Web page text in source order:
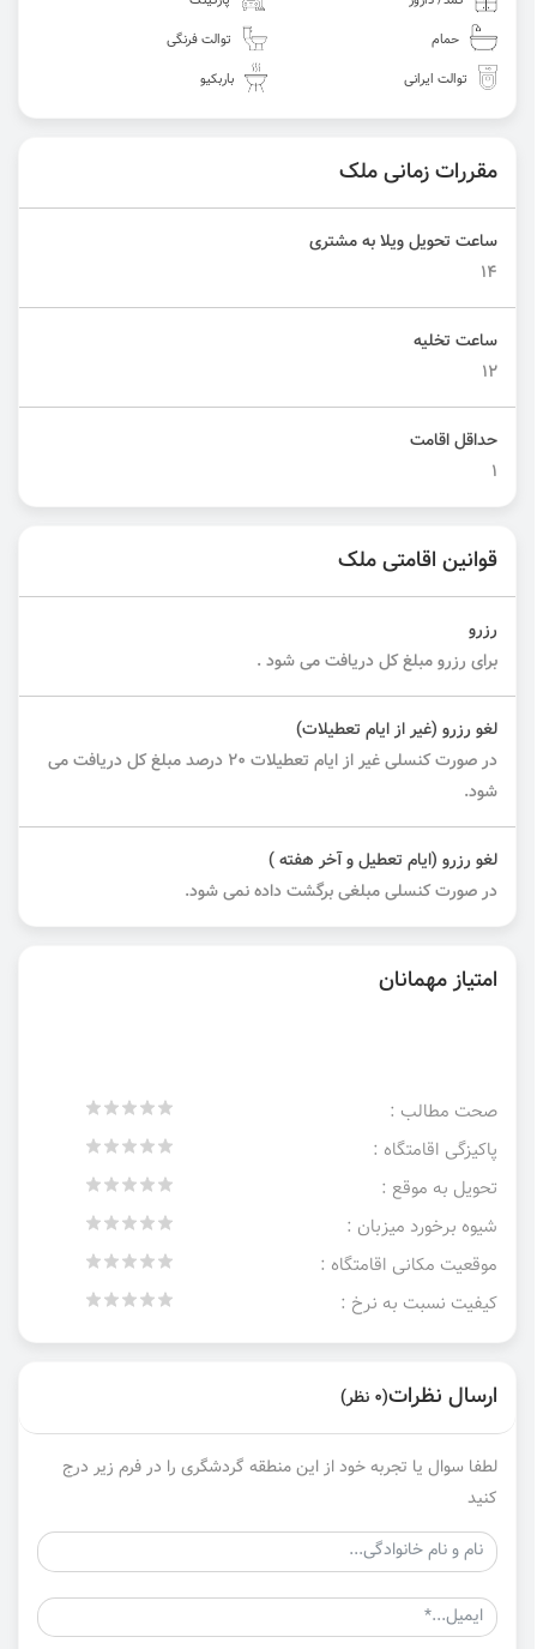
حمام
توالت فرنگی
توالت ایرانی
باربکیو
مقررات زمانی ملک
ساعت تحویل ویلا به مشتری
14
ساعت تخلیه
12
حداقل اقامت
1
قوانین اقامتی ملک
رزرو
برای رزرو مبلغ کل دریافت می شود .
لغو رزرو (غیر از ایام تعطیلات)
در صورت کنسلی غیر از ایام تعطیلات ۲۰ درصد مبلغ کل دریافت می
شود.
لغو رزرو (ایام تعطیل و آخر هفته )
در صورت کنسلی مبلغی برگشت داده نمی شود.
امتیاز مهمانان
صحت مطالب :
پاکیزگی اقامتگاه :
تحویل به موقع :
شیوه برخورد میزبان :
موقعیت مکانی اقامتگاه :
کیفیت نسبت به نرخ :
ارسال نظرات(0 نظر)
لطفا سوال یا تجربه خود از این منطقه گردشگری را در فرم زیر درج
کنید